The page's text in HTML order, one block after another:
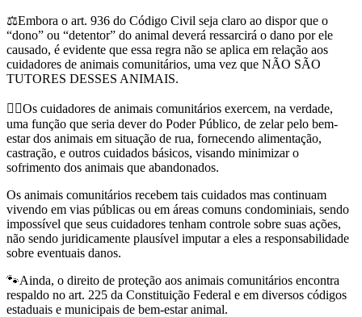
⚖️Embora o art. 936 do Código Civil seja claro ao dispor que o
“dono” ou “detentor” do animal deverá ressarcirá o dano por ele
causado, é evidente que essa regra não se aplica em relação aos
cuidadores de animais comunitários, uma vez que NÃO SÃO
TUTORES DESSES ANIMAIS.
👍🏽Os cuidadores de animais comunitários exercem, na verdade,
uma função que seria dever do Poder Público, de zelar pelo bem-
estar dos animais em situação de rua, fornecendo alimentação,
castração, e outros cuidados básicos, visando minimizar o
sofrimento dos animais que abandonados.
Os animais comunitários recebem tais cuidados mas continuam
vivendo em vias públicas ou em áreas comuns condominiais, sendo
impossível que seus cuidadores tenham controle sobre suas ações,
não sendo juridicamente plausível imputar a eles a responsabilidade
sobre eventuais danos.
🐾Ainda, o direito de proteção aos animais comunitários encontra
respaldo no art. 225 da Constituição Federal e em diversos códigos
estaduais e municipais de bem-estar animal.